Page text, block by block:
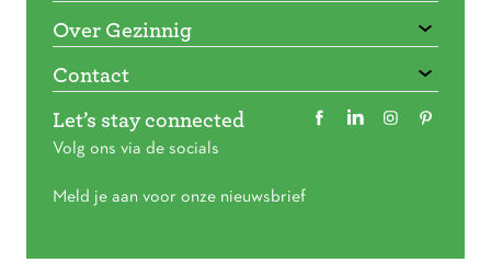
Over Gezinnig
Contact
Let’s stay connected
Volg ons via de socials
Meld je aan voor onze nieuwsbrief